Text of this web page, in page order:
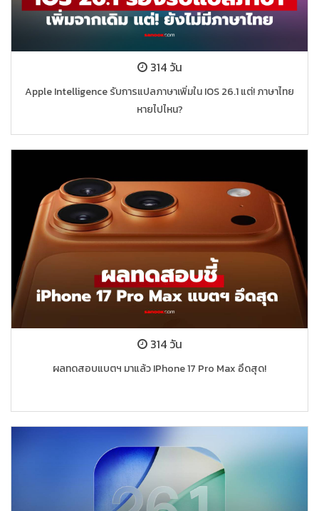
314 วัน
Apple Intelligence รับการแปลภาษาเพิ่มใน IOS 26.1 แต่! ภาษาไทย
หายไปไหน?
314 วัน
ผลทดสอบแบตฯ มาแล้ว IPhone 17 Pro Max อึดสุด!